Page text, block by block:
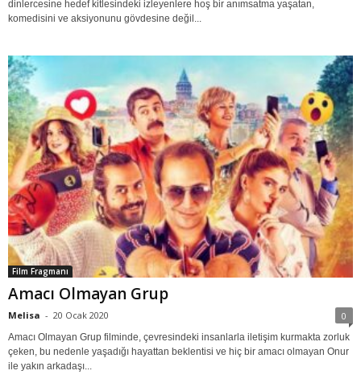
dinlercesine hedef kitlesindeki izleyenlere hoş bir anımsatma yaşatan,
komedisini ve aksiyonunu gövdesine değil...
Film Fragmanı
Amacı Olmayan Grup
Melisa - 20 Ocak 2020 0
Amacı Olmayan Grup filminde, çevresindeki insanlarla iletişim kurmakta zorluk
çeken, bu nedenle yaşadığı hayattan beklentisi ve hiç bir amacı olmayan Onur
ile yakın arkadaşı...